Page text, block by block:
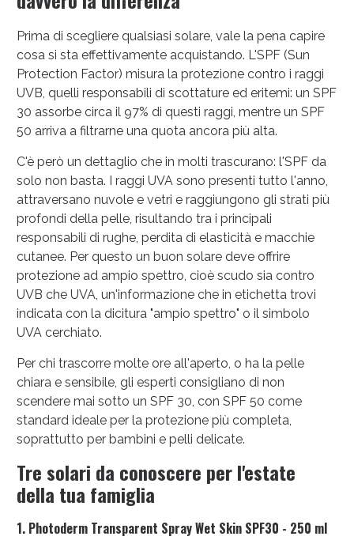
Prima di scegliere qualsiasi solare, vale la pena capire
cosa si sta effettivamente acquistando. L'SPF (Sun
Protection Factor) misura la protezione contro i raggi
UVB, quelli responsabili di scottature ed eritemi: un SPF
30 assorbe circa il 97% di questi raggi, mentre un SPF
50 arriva a filtrarne una quota ancora più alta.
C'è però un dettaglio che in molti trascurano: l'SPF da
solo non basta. I raggi UVA sono presenti tutto l'anno,
attraversano nuvole e vetri e raggiungono gli strati più
profondi della pelle, risultando tra i principali
responsabili di rughe, perdita di elasticità e macchie
cutanee. Per questo un buon solare deve offrire
protezione ad ampio spettro, cioè scudo sia contro
UVB che UVA, un'informazione che in etichetta trovi
indicata con la dicitura "ampio spettro" o il simbolo
UVA cerchiato.
Per chi trascorre molte ore all'aperto, o ha la pelle
chiara e sensibile, gli esperti consigliano di non
scendere mai sotto un SPF 30, con SPF 50 come
standard ideale per la protezione più completa,
soprattutto per bambini e pelli delicate.
Tre solari da conoscere per l'estate
della tua famiglia
1. Photoderm Transparent Spray Wet Skin SPF30 - 250 ml
Vie Urinarie e Prostata: Sconti fino al 45% oggi!
Benessere Intestinale: Sconto fino al 55% valido